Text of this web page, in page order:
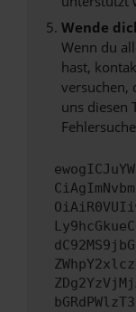
Wende
Wenn du
hast,
versuchen,
uns diesen